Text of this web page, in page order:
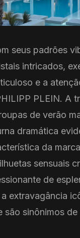
seus padrões
intricados,
e a
PLEIN. A
de verão
dramática
da
sensuais
de
extravagância
são sinônimos de